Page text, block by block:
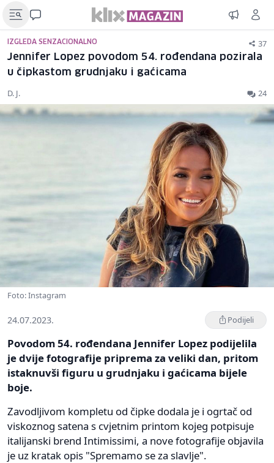
IZGLEDA SENZACIONALNO 37
Jennifer Lopez povodom 54. rođendana pozirala
u čipkastom grudnjaku i gaćicama
D. J. 24
Foto: Instagram
24.07.2023. Podijeli
Povodom 54. rođendana Jennifer Lopez podijelila
je dvije fotografije priprema za veliki dan, pritom
istaknuvši figuru u grudnjaku i gaćicama bijele
boje.
Zavodljivom kompletu od čipke dodala je i ogrtač od
viskoznog satena s cvjetnim printom kojeg potpisuje
italijanski brend Intimissimi, a nove fotografije objavila
je uz kratak opis "Spremamo se za slavlje".